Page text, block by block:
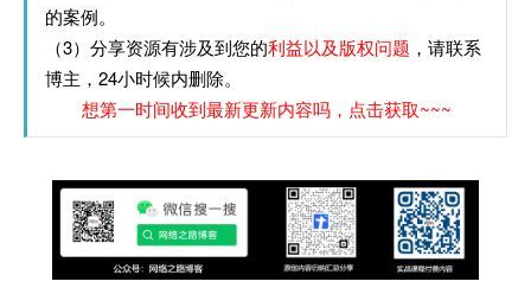
的案例。
（3）分享资源有涉及到您的利益以及版权问题 ，请联系
博主，24小时候内删除。
想第一时间收到最新更新内容吗，点击获取~~~